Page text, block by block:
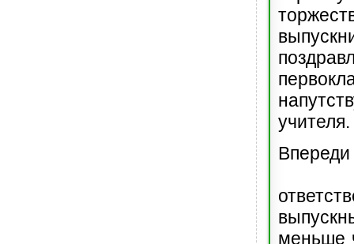
учителя.
меньше